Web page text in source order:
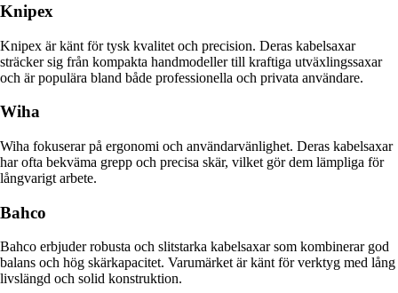
Knipex
Knipex är känt för tysk kvalitet och precision. Deras kabelsaxar
sträcker sig från kompakta handmodeller till kraftiga utväxlingssaxar
och är populära bland både professionella och privata användare.
Wiha
Wiha fokuserar på ergonomi och användarvänlighet. Deras kabelsaxar
har ofta bekväma grepp och precisa skär, vilket gör dem lämpliga för
långvarigt arbete.
Bahco
Bahco erbjuder robusta och slitstarka kabelsaxar som kombinerar god
balans och hög skärkapacitet. Varumärket är känt för verktyg med lång
livslängd och solid konstruktion.